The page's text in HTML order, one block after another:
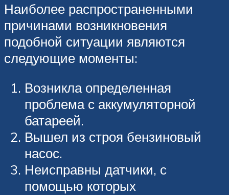
Наиболее распространенными
причинами возникновения
подобной ситуации являются
следующие моменты:
Возникла определенная
проблема с аккумуляторной
батареей.
Вышел из строя бензиновый
насос.
Неисправны датчики, с
помощью которых